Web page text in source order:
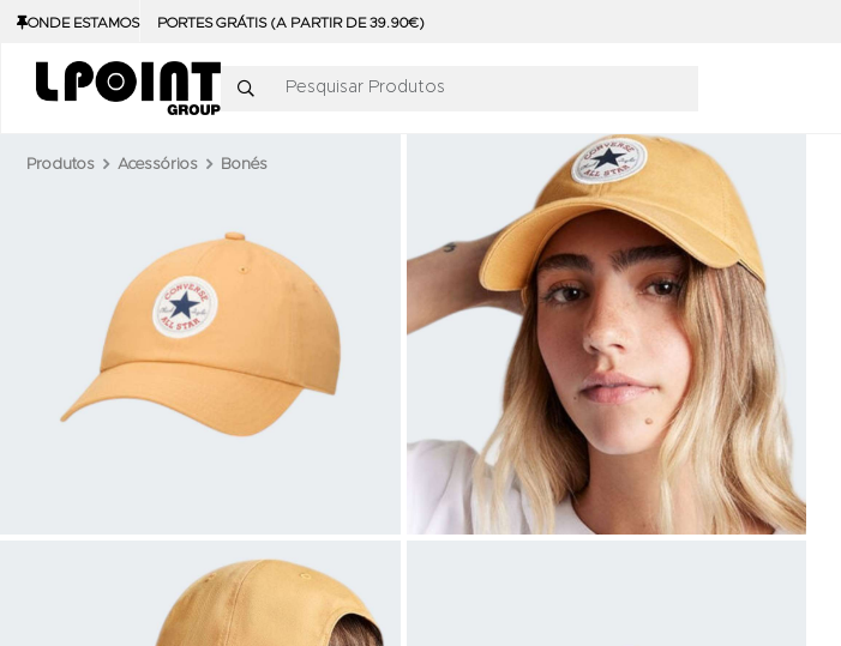
ONDE ESTAMOS PORTES GRÁTIS (A PARTIR DE 39.90€)
Pesquisar Produtos
Produtos Acessórios Bonés